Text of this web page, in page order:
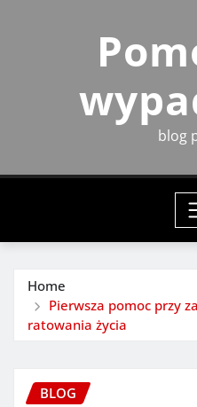
blog
Home
Pierwsza pomoc przy
ratowania życia
BLOG